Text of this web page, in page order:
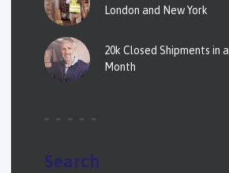
London and New York
20k Closed Shipments in a
Month
Search